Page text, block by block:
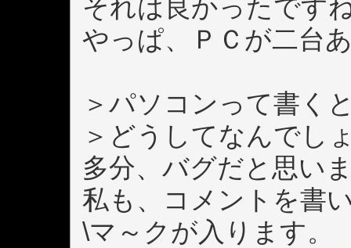
それは良かったです
やっぱ、ＰＣが二台
＞パソコンって書く
＞どうしてなんでし
多分、バグだと思い
私も、コメントを書
\マ～クが入ります。